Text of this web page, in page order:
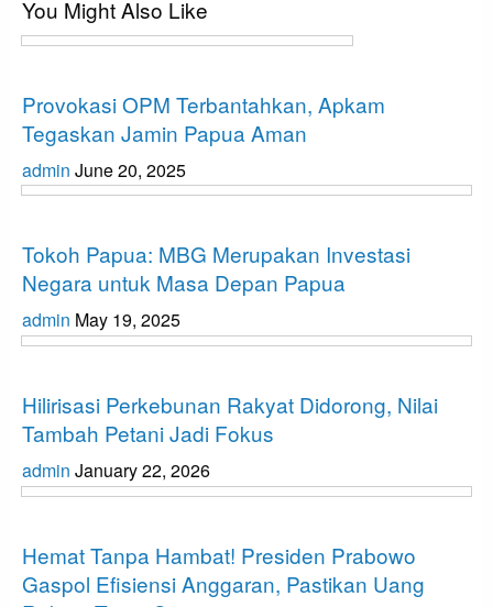
You Might Also Like
Provokasi OPM Terbantahkan, Apkam
Tegaskan Jamin Papua Aman
admin June 20, 2025
Tokoh Papua: MBG Merupakan Investasi
Negara untuk Masa Depan Papua
admin May 19, 2025
Hilirisasi Perkebunan Rakyat Didorong, Nilai
Tambah Petani Jadi Fokus
admin January 22, 2026
Hemat Tanpa Hambat! Presiden Prabowo
Gaspol Efisiensi Anggaran, Pastikan Uang